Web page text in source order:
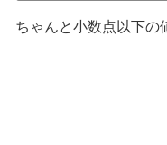
ちゃんと小数点以下の